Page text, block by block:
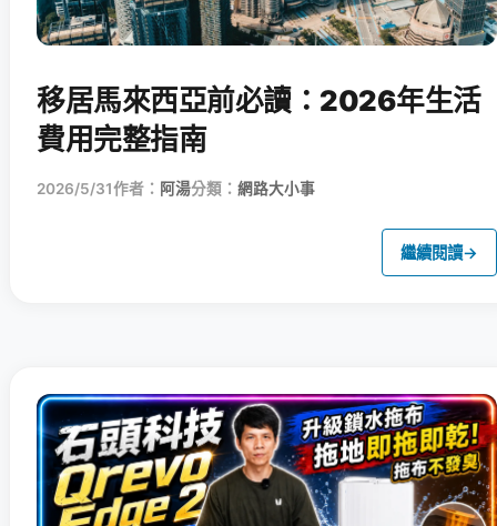
移居馬來西亞前必讀：2026年生活
費用完整指南
2026/5/31作者： 阿湯分類： 網路大小事
繼續閱讀→